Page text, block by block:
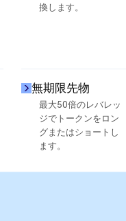
換します。
無期限先物
最大50倍のレバレッ
ジでトークンをロン
グまたはショートし
ます。